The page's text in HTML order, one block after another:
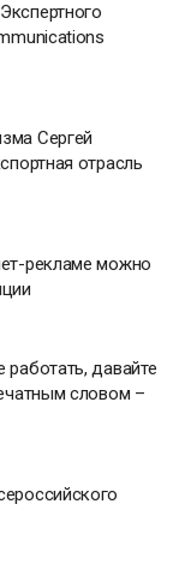
Сергей
отрасль
рекламе можно
давайте
словом –